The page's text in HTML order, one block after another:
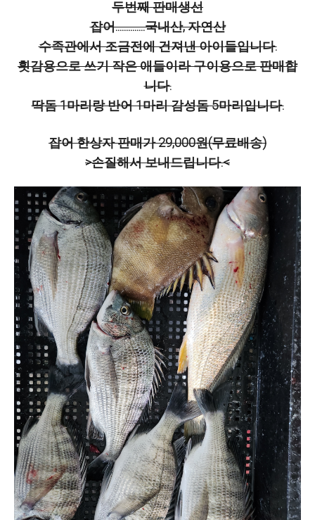
두번째 판매생선
잡어..............국내산, 자연산
수족관에서 조금전에 건져낸 아이들입니다.
횟감용으로 쓰기 작은 애들이라 구이용으로 판매합
니다.
딱돔 1마리랑 반어 1마리 감성돔 5마리입니다.
잡어 한상자 판매가 29,000원(무료배송)
>손질해서 보내드립니다.<